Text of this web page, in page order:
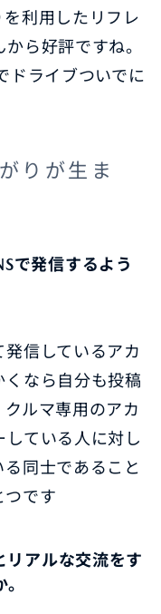
利用したリフレ
ら好評ですね。
ドライブついでに
りが生ま
で発信するよう
信しているアカ
くなら自分も投稿
ルマ専用のアカ
ている人に対し
同士であること
つです
リアルな交流をす